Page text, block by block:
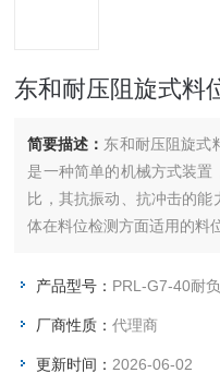
东和耐压阻旋式料
简要描述： 东和耐压阻旋式
是一种简单的机械方式装置
比，其抗振动、抗冲击的
体在料位检测方面适用的料
产品型号： PRL-G7-40耐
厂商性质：代理商
更新时间： 2026-06-02